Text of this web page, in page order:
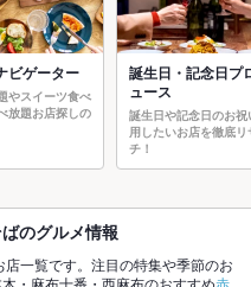
ビゲーター
やスイーツ食べ
放題お店探しの
誕生日・記念日プ
ュース
誕生日や記念日のお祝
用したいお店を徹底リ
チ！
のグルメ情報
一覧です。注目の特集や季節のお